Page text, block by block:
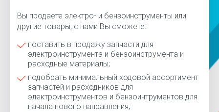
Вы продаете электро- и бензоинструменты или
другие товары, с нами Вы сможете:
поставить в продажу запчасти для
электроинструмента и бензоинструмента и
расходные материалы;
подобрать минимальный ходовой ассортимент
запчастей и расходников для
электроинструментов и бензоинтрументов для
начала нового направления;